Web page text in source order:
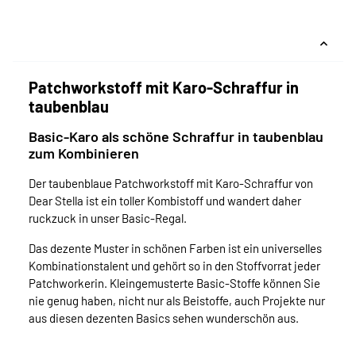
Patchworkstoff mit Karo-Schraffur in
taubenblau
Basic-Karo als schöne Schraffur in taubenblau
zum Kombinieren
Der taubenblaue Patchworkstoff mit Karo-Schraffur von
Dear Stella ist ein toller Kombistoff und wandert daher
ruckzuck in unser Basic-Regal.
Das dezente Muster in schönen Farben ist ein universelles
Kombinationstalent und gehört so in den Stoffvorrat jeder
Patchworkerin. Kleingemusterte Basic-Stoffe können Sie
nie genug haben, nicht nur als Beistoffe, auch Projekte nur
aus diesen dezenten Basics sehen wunderschön aus.